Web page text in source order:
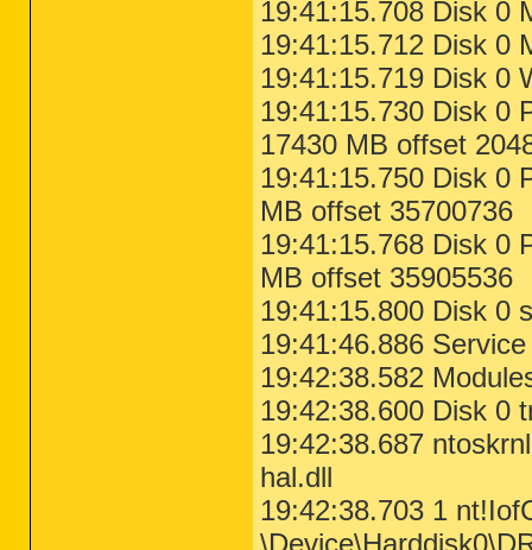
O35 - HKLM\..comfile [open] -- "%1" %*
O35 - HKLM\..exefile [open] -- "%1" %*
- HKLM\...com [@ = comfile]
- HKLM\...exe [@ = exefile]
O37 - HKLM\...com [@ = comfile] -- "%1"
O37 - HKLM\...exe [@ = exefile] -- "%1"
O38 - SubSystems\\Windows:
O38 - SubSystems\\Windows:
O38 - SubSystems\\Windows:
19:41:15.708 Disk 0
19:41:15.712 Disk 0
19:41:15.719 Disk 0
19:41:15.730 Disk 0
17430 MB offset
19:41:15.750 Disk 0
MB offset 35700736
19:41:15.768 Disk 0
MB offset 35905536
19:41:15.800 Disk 0
19:41:46.886
19:42:38.582
19:42:38.600 Disk 0
19:42:38.687
hal.dll
19:42:38.703 1